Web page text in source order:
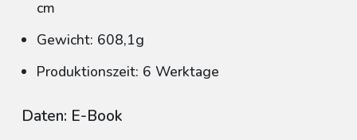
cm
Gewicht: 608,1g
Produktionszeit: 6 Werktage
Daten: E-Book